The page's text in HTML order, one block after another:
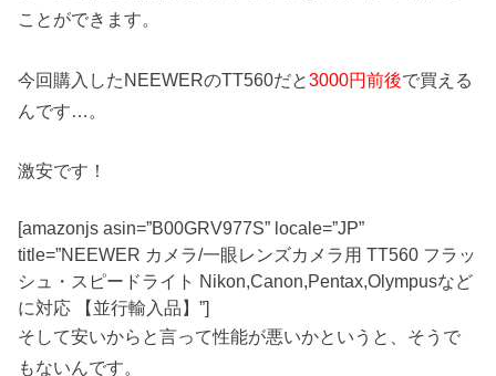
ことができます。
今回購入したNEEWERのTT560だと3000円前後で買える
んです…。
激安です！
[amazonjs asin=”B00GRV977S” locale=”JP”
title=”NEEWER カメラ/一眼レンズカメラ用 TT560 フラッ
シュ・スピードライト Nikon,Canon,Pentax,Olympusなど
に対応 【並行輸入品】”]
そして安いからと言って性能が悪いかというと、そうで
もないんです。